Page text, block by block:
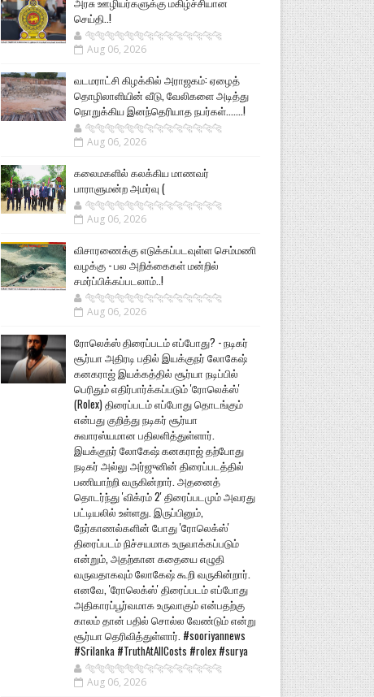
செய்தி..!
🐅🐅🐅🐅🐅🐅🐆🐆🐆🐆🐆🐆🐆🐆
Aug 06, 2026
வடமராட்சி கிழக்கில் அராஜகம்: ஏழைத்
தொழிலாளியின் வீடு, வேலிகளை அடித்து
நொறுக்கிய இனந்தெரியாத நபர்கள்.......!
🐅🐅🐅🐅🐅🐅🐆🐆🐆🐆🐆🐆🐆🐆
Aug 06, 2026
கலைமகளில் கலக்கிய மாணவர்
பாராளுமன்ற அமர்வு (
🐅🐅🐅🐅🐅🐅🐆🐆🐆🐆🐆🐆🐆🐆
Aug 06, 2026
விசாரணைக்கு எடுக்கப்படவுள்ள செம்மணி
வழக்கு - பல அறிக்கைகள் மன்றில்
சமர்ப்பிக்கப்படலாம்..!
🐅🐅🐅🐅🐅🐅🐆🐆🐆🐆🐆🐆🐆🐆
Aug 06, 2026
ரோலெக்ஸ் திரைப்படம் எப்போது? - நடிகர்
சூர்யா அதிரடி பதில் இயக்குநர் லோகேஷ்
கனகராஜ் இயக்கத்தில் சூர்யா நடிப்பில்
பெரிதும் எதிர்பார்க்கப்படும் 'ரோலெக்ஸ்'
(Rolex) திரைப்படம் எப்போது தொடங்கும்
என்பது குறித்து நடிகர் சூர்யா
சுவாரஸ்யமான பதிலளித்துள்ளார்.
இயக்குநர் லோகேஷ் கனகராஜ் தற்போது
நடிகர் அல்லு அர்ஜுனின் திரைப்படத்தில்
பணியாற்றி வருகின்றார். அதனைத்
தொடர்ந்து 'விக்ரம் 2' திரைப்படமும் அவரது
பட்டியலில் உள்ளது. இருப்பினும்,
நேர்காணல்களின் போது 'ரோலெக்ஸ்'
திரைப்படம் நிச்சயமாக உருவாக்கப்படும்
என்றும், அதற்கான கதையை எழுதி
வருவதாகவும் லோகேஷ் கூறி வருகின்றார்.
எனவே, 'ரோலெக்ஸ்' திரைப்படம் எப்போது
அதிகாரப்பூர்வமாக உருவாகும் என்பதற்கு
காலம் தான் பதில் சொல்ல வேண்டும் என்று
சூர்யா தெரிவித்துள்ளார். #sooriyannews
#Srilanka #TruthAtAllCosts #rolex #surya
🐅🐅🐅🐅🐅🐅🐆🐆🐆🐆🐆🐆🐆🐆
Aug 06, 2026